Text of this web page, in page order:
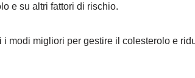
e su altri fattori di rischio.
modi migliori per gestire il colesterolo e